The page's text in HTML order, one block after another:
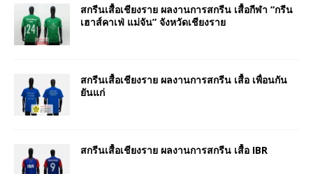
สกรีนเสื้อเชียงราย ผลงานการสกรีน เสื้อกีฬา “กรีน
เฮาส์คาเฟ่ แม่จัน” จังหวัดเชียงราย
สกรีนเสื้อเชียงราย ผลงานการสกรีน เสื้อ เพื่อนกัน
ยันแก่
สกรีนเสื้อเชียงราย ผลงานการสกรีน เสื้อ IBR